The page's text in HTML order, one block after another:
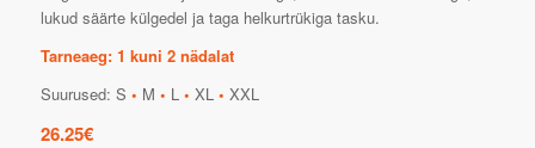
lukud säärte külgedel ja taga helkurtrükiga tasku.
Tarneaeg: 1 kuni 2 nädalat
Suurused: S • M • L • XL • XXL
26.25€